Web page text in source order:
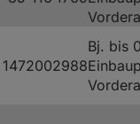
1472002988
Bj. bis